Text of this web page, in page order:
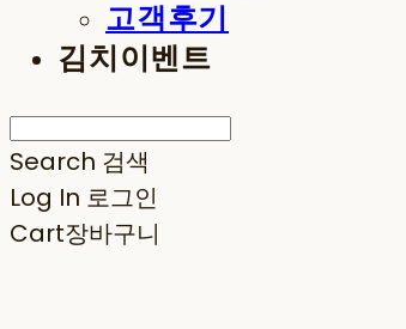
고객후기
김치이벤트
Search 검색
Log In 로그인
Cart장바구니